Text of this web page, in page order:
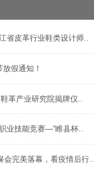
省皮革行业鞋类设计师..
假通知！
革产业研究院揭牌仪..
业技能竞赛—“睢县杯..
会完美落幕，看疫情后行..